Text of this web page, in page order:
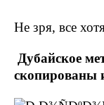
Не зря, все
Дубайское
скопированы